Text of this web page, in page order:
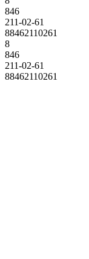
846
211-02-61
88462110261
8
846
211-02-61
88462110261